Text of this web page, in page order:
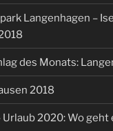
Langenhagen –
des Monats:
2018
Urlaub 2020: Wo geht